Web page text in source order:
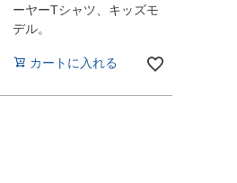
ーヤーTシャツ、キッズモ
デル。
カートに入れる